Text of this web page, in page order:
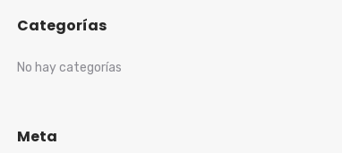
Categorías
No hay categorías
Meta